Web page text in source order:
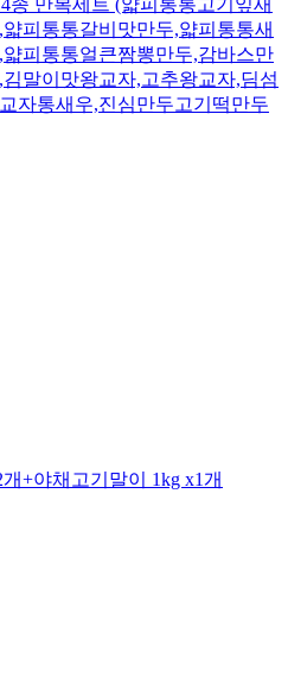
종 만복세트 (얇피통통고기잎새
피통통갈비맛만두,얇피통통새
피통통얼큰짬뽕만두,감바스만
말이맛왕교자,고추왕교자,딤섬
자통새우,진심만두고기떡만두
+야채고기말이 1kg x1개